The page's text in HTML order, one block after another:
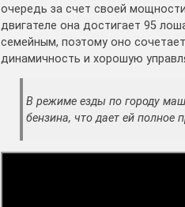
очередь за счет своей
двигателе она достигает 95
семейным, поэтому оно
динамичность и хорошую
В режиме езды по городу
бензина, что дает ей полное